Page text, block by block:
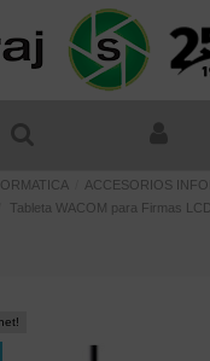
ACCESORIOS
Tableta WACOM para Firmas